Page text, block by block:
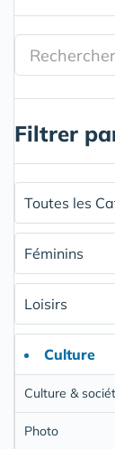
Filtrer
Toutes les
Féminins
Loisirs
Culture
Culture &
Photo